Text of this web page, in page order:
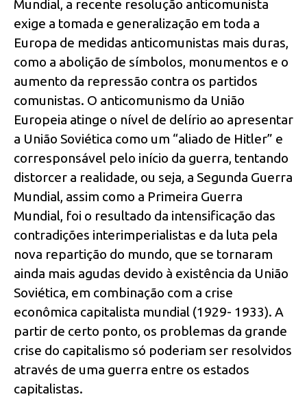
Mundial, a recente resolução anticomunista
exige a tomada e generalização em toda a
Europa de medidas anticomunistas mais duras,
como a abolição de símbolos, monumentos e o
aumento da repressão contra os partidos
comunistas. O anticomunismo da União
Europeia atinge o nível de delírio ao apresentar
a União Soviética como um “aliado de Hitler” e
corresponsável pelo início da guerra, tentando
distorcer a realidade, ou seja, a Segunda Guerra
Mundial, assim como a Primeira Guerra
Mundial, foi o resultado da intensificação das
contradições interimperialistas e da luta pela
nova repartição do mundo, que se tornaram
ainda mais agudas devido à existência da União
Soviética, em combinação com a crise
econômica capitalista mundial (1929- 1933). A
partir de certo ponto, os problemas da grande
crise do capitalismo só poderiam ser resolvidos
através de uma guerra entre os estados
capitalistas.